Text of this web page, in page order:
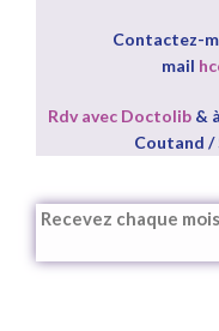
Contactez-
mail
Rdv avec Doctolib&
Coutand /
Recevez chaque